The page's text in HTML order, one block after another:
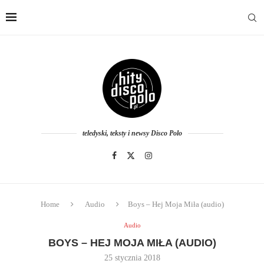
teledyski, teksty i newsy Disco Polo
Home Audio Boys – Hej Moja Miła (audio)
Audio
BOYS – HEJ MOJA MIŁA (AUDIO)
25 stycznia 2018